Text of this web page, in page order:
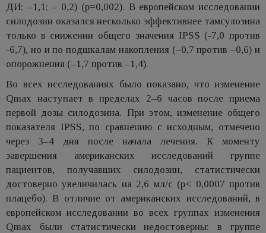
ДИ; –1,1; – 0,2) (p=0,002). В европейском исследовании
силодозин оказался несколько эффективнее тамсулозина
только в снижении общего значения IPSS (-7,0 против
-6,7), но и по подшкалам накопления (–0,7 против –0,6) и
опорожнения (–1,7 против –1,4).
Во всех исследованиях было показано, что изменение
Qmax наступает в пределах 2–6 часов после приема
первой дозы силодозина. При этом, изменение общего
показателя IPSS, по сравнению с исходным, отмечено
через 3–4 дня после начала лечения. К моменту
завершения американских исследований группе
пациентов, получавших силодозин, статистически
достоверно увеличилась на 2,6 мл/с (p< 0,0007 против
плацебо). В отличие от американских исследований, в
европейском исследовании во всех группах изменения
Qmax были статистически недостоверны: в группе